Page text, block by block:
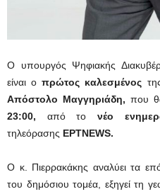
Ο υπουργός Ψηφιακής
είναι οπρώτος καλεσμένος
Απόστολο Μαγγηριάδη, που
23:00, από τονέο
τηλεόρασης ΕΡΤNEWS.
Ο κ. Πιερρακάκης αναλύει τα
του δημόσιου τομέα, εξηγεί τη